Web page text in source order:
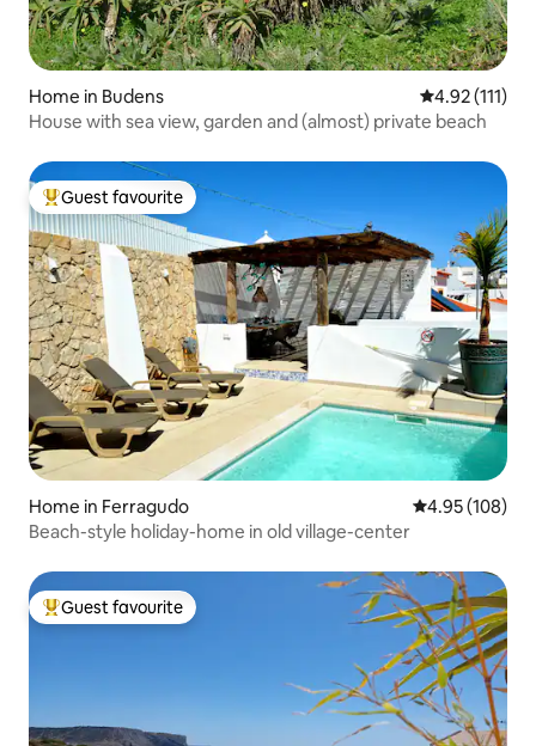
Home in Budens 4.92 out of 5
4.92 (111)
House with sea view, garden and (almost) private beach
Top guest favourite
Guest favourite
Home in Ferragudo 4.95 out of 5
4.95 (108)
Beach-style holiday-home in old village-center
Top guest favourite
Guest favourite